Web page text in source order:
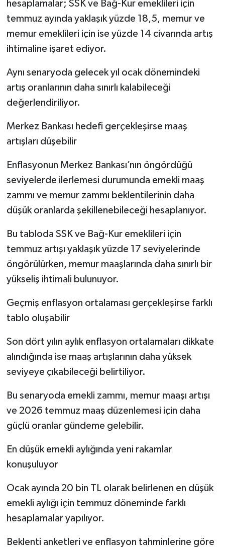
hesaplamalar; SSK ve Bağ-Kur emeklileri için
temmuz ayında yaklaşık yüzde 18,5, memur ve
memur emeklileri için ise yüzde 14 civarında artış
ihtimaline işaret ediyor.
Aynı senaryoda gelecek yıl ocak dönemindeki
artış oranlarının daha sınırlı kalabileceği
değerlendiriliyor.
Merkez Bankası hedefi gerçekleşirse maaş
artışları düşebilir
Enflasyonun Merkez Bankası’nın öngördüğü
seviyelerde ilerlemesi durumunda emekli maaş
zammı ve memur zammı beklentilerinin daha
düşük oranlarda şekillenebileceği hesaplanıyor.
Bu tabloda SSK ve Bağ-Kur emeklileri için
temmuz artışı yaklaşık yüzde 17 seviyelerinde
öngörülürken, memur maaşlarında daha sınırlı bir
yükseliş ihtimali bulunuyor.
Geçmiş enflasyon ortalaması gerçekleşirse farklı
tablo oluşabilir
Son dört yılın aylık enflasyon ortalamaları dikkate
alındığında ise maaş artışlarının daha yüksek
seviyeye çıkabileceği belirtiliyor.
Bu senaryoda emekli zammı, memur maaşı artışı
ve 2026 temmuz maaş düzenlemesi için daha
güçlü oranlar gündeme gelebilir.
En düşük emekli aylığında yeni rakamlar
konuşuluyor
Ocak ayında 20 bin TL olarak belirlenen en düşük
emekli aylığı için temmuz döneminde farklı
hesaplamalar yapılıyor.
Beklenti anketleri ve enflasyon tahminlerine göre